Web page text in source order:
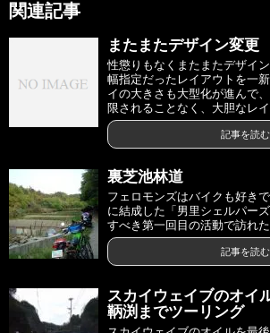
関連記事
またまたデザイン変更
性懲りもなくまたまたデザイ
幅指定だったレイアウトを一
イの大きさも大型化が進んで
限されることなく、大胆なレ
記事を読む
裏芝池林道
フェロモンズはバイクも好き
に結成した「男里シェルパー
すべき第一回目の活動で訪れ
記事を読む
スカイウェイブのオイ
鞆渕までツーリング